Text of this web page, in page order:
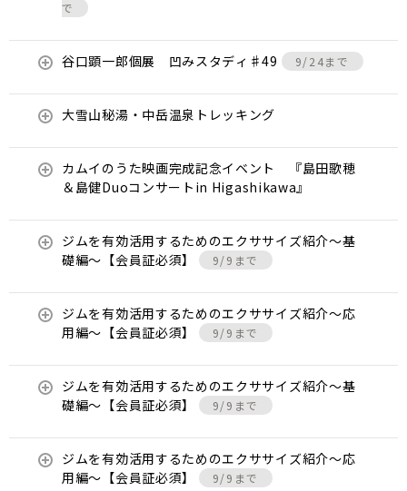
で
谷口顕一郎個展 凹みスタディ♯49 9/24まで
大雪山秘湯・中岳温泉トレッキング
カムイのうた映画完成記念イベント 『島田歌穂
＆島健Duoコンサートin Higashikawa』
ジムを有効活用するためのエクササイズ紹介〜基
礎編〜【会員証必須】
9/9まで
ジムを有効活用するためのエクササイズ紹介〜応
用編〜【会員証必須】
9/9まで
ジムを有効活用するためのエクササイズ紹介〜基
礎編〜【会員証必須】
9/9まで
ジムを有効活用するためのエクササイズ紹介〜応
用編〜【会員証必須】
9/9まで